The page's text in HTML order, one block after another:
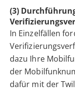
(3)
In Einzelfällen
dazu Ihre
der
dafür mit der